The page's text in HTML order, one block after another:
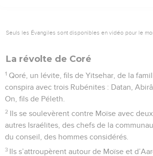
Seuls les Évangiles sont disponibles en vidéo pour le
La révolte de Coré
1 Qoré, un lévite, fils de Yitsehar, de la
conspira avec trois Rubénites : Datan,
On, fils de Péleth.
2 Ils se soulevèrent contre Moïse avec
autres Israélites, des chefs de la
du conseil, des hommes considérés.
3 Ils s’attroupèrent autour de Moïse et